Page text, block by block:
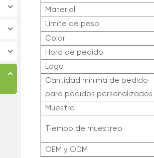
Material
Límite de peso
Color
Hora de pedido
Logo
Cantidad mínima de pedido
para pedidos personalizados
Muestra
Tiempo de muestreo
OEM y ODM